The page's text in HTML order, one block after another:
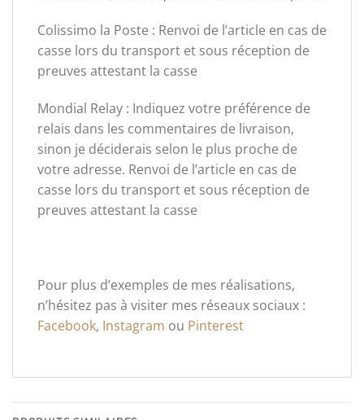
Colissimo la Poste : Renvoi de l’article en cas de
casse lors du transport et sous réception de
preuves attestant la casse
Mondial Relay : Indiquez votre préférence de
relais dans les commentaires de livraison,
sinon je déciderais selon le plus proche de
votre adresse. Renvoi de l’article en cas de
casse lors du transport et sous réception de
preuves attestant la casse
Pour plus d’exemples de mes réalisations,
n’hésitez pas à visiter mes réseaux sociaux :
Facebook, Instagram ou Pinterest